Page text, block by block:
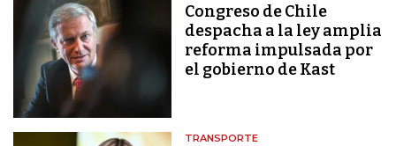
Congreso de Chile
despacha a la ley amplia
reforma impulsada por
el gobierno de Kast
TRANSPORTE